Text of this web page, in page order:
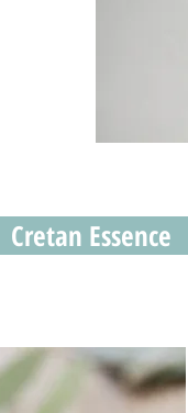
Cretan Essence